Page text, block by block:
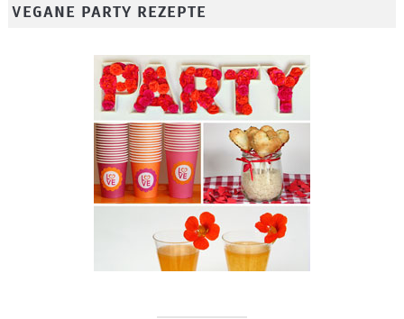
VEGANE PARTY REZEPTE